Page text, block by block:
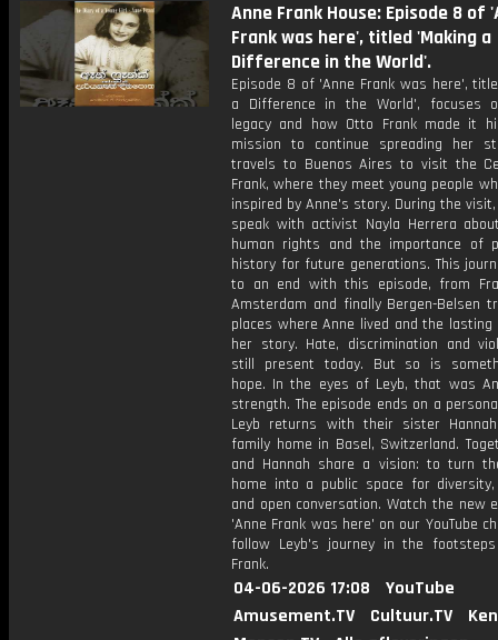
Anne Frank House: Episode 8 of
Frank was here', titled 'Making a
Difference in the World'.
Episode 8 of 'Anne Frank was here',
a Difference in the World', focuses
legacy and how Otto Frank made it
mission to continue spreading her
travels to Buenos Aires to visit the
Frank, where they meet young people
inspired by Anne's story. During the
speak with activist Nayla Herrera
human rights and the importance of
history for future generations. This
to an end with this episode, from
Amsterdam and finally Bergen-Belsen
places where Anne lived and the
her story. Hate, discrimination and
still present today. But so is
hope. In the eyes of Leyb, that was
strength. The episode ends on a
Leyb returns with their sister
family home in Basel, Switzerland.
and Hannah share a vision: to turn
home into a public space for diversity,
and open conversation. Watch the new
'Anne Frank was here' on our YouTube
follow Leyb's journey in the
Frank.
04-06-2026 17:08
YouTube
Amusement.TV
Cultuur.TV